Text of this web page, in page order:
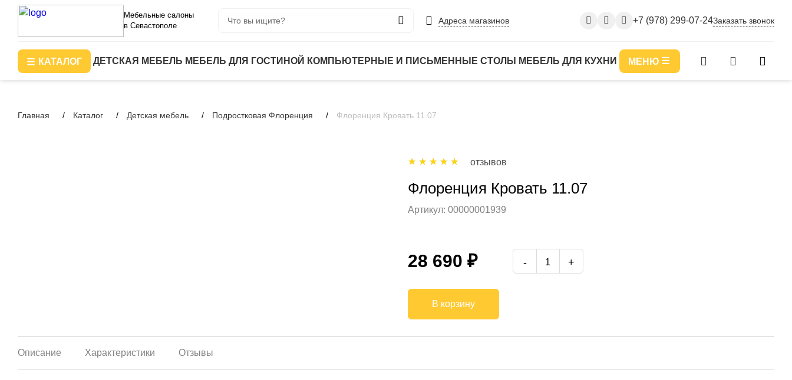
Мебельные салоны
в Севастополе
Адреса магазинов +7 (978) 299-07-24Заказать звонок
КАТАЛОГ ДЕТСКАЯ МЕБЕЛЬ МЕБЕЛЬ ДЛЯ ГОСТИНОЙ КОМПЬЮТЕРНЫЕ И ПИСЬМЕННЫЕ СТОЛЫ МЕБЕЛЬ ДЛЯ КУХНИ МЕНЮ
Главная Каталог Детская мебель Подростковая Флоренция Флоренция Кровать 11.07
отзывов
Флоренция Кровать 11.07
Артикул: 00000001939
28 690 ₽
В корзину
Описание Характеристики Отзывы